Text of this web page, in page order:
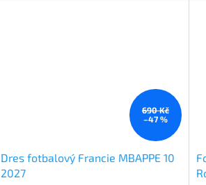
690 Kč
–47 %
Dres fotbalový Francie MBAPPE 10
2027